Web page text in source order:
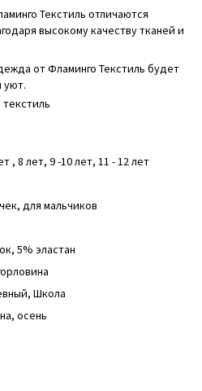
Текстиль отличаются
высокому качеству тканей и
от Фламинго Текстиль будет
уют.
, 8 лет, 9 -10 лет, 11 - 12 лет
, для мальчиков
5% эластан
, Школа
, осень